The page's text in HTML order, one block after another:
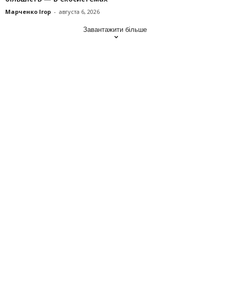
Марченко Ігор - августа 6, 2026
Завантажити більше